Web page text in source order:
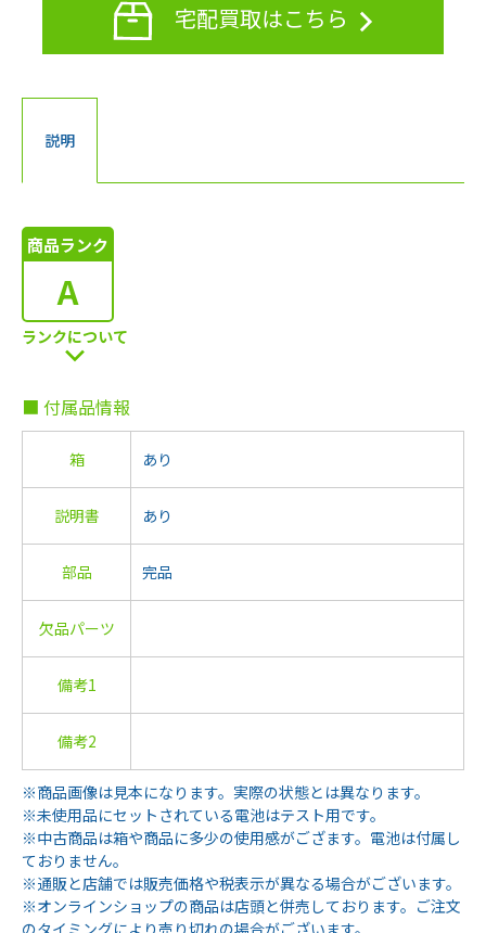
宅配買取はこちら
説明
商品ランク
A
ランクについて
■ 付属品情報
箱 あり
説明書 あり
部品 完品
欠品パーツ
備考1
備考2
※商品画像は見本になります。実際の状態とは異なります。
※未使用品にセットされている電池はテスト用です。
※中古商品は箱や商品に多少の使用感がござます。電池は付属し
ておりません。
※通販と店舗では販売価格や税表示が異なる場合がございます。
※オンラインショップの商品は店頭と併売しております。ご注文
のタイミングにより売り切れの場合がございます。